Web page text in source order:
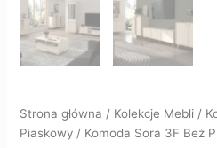
Strona główna / Kolekcje Mebli /
Piaskowy / Komoda Sora 3F Beż